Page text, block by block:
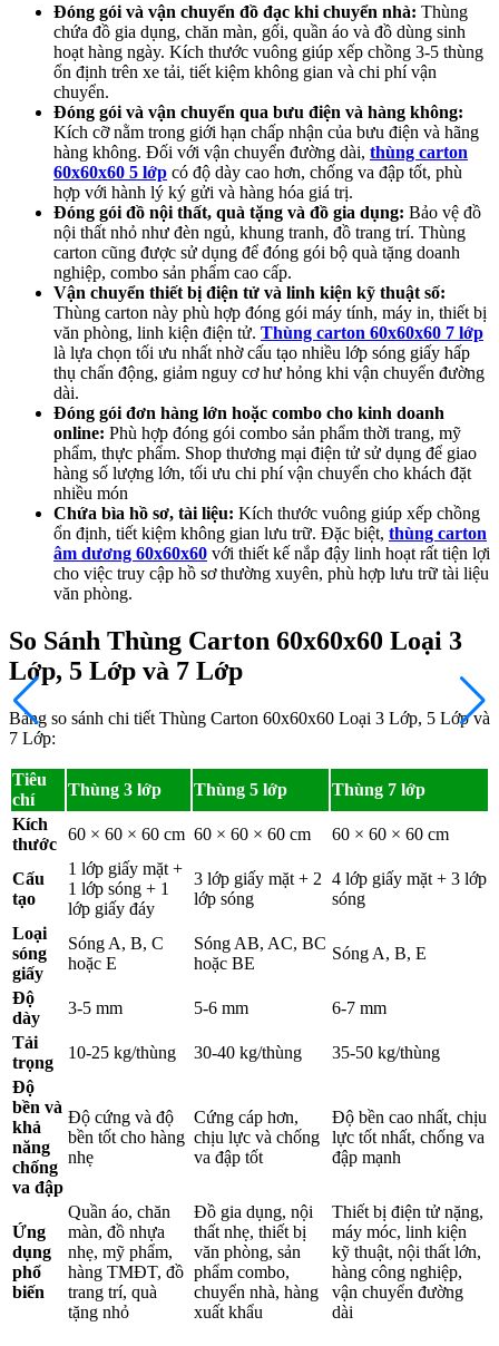
Đóng gói và vận chuyển đồ đạc khi chuyển nhà: Thùng
chứa đồ gia dụng, chăn màn, gối, quần áo và đồ dùng sinh
hoạt hàng ngày. Kích thước vuông giúp xếp chồng 3-5 thùng
ổn định trên xe tải, tiết kiệm không gian và chi phí vận
chuyển.
Đóng gói và vận chuyển qua bưu điện và hàng không:
Kích cỡ nằm trong giới hạn chấp nhận của bưu điện và hãng
hàng không. Đối với vận chuyển đường dài, thùng carton
60x60x60 5 lớp có độ dày cao hơn, chống va đập tốt, phù
hợp với hành lý ký gửi và hàng hóa giá trị.
Đóng gói đồ nội thất, quà tặng và đồ gia dụng: Bảo vệ đồ
nội thất nhỏ như đèn ngủ, khung tranh, đồ trang trí. Thùng
carton cũng được sử dụng để đóng gói bộ quà tặng doanh
nghiệp, combo sản phẩm cao cấp.
Vận chuyển thiết bị điện tử và linh kiện kỹ thuật số:
Thùng carton này phù hợp đóng gói máy tính, máy in, thiết bị
văn phòng, linh kiện điện tử. Thùng carton 60x60x60 7 lớp
là lựa chọn tối ưu nhất nhờ cấu tạo nhiều lớp sóng giấy hấp
thụ chấn động, giảm nguy cơ hư hỏng khi vận chuyển đường
dài.
Đóng gói đơn hàng lớn hoặc combo cho kinh doanh
online: Phù hợp đóng gói combo sản phẩm thời trang, mỹ
phẩm, thực phẩm. Shop thương mại điện tử sử dụng để giao
hàng số lượng lớn, tối ưu chi phí vận chuyển cho khách đặt
nhiều món
Chứa bìa hồ sơ, tài liệu: Kích thước vuông giúp xếp chồng
ổn định, tiết kiệm không gian lưu trữ. Đặc biệt, thùng carton
âm dương 60x60x60 với thiết kế nắp đậy linh hoạt rất tiện lợi
cho việc truy cập hồ sơ thường xuyên, phù hợp lưu trữ tài liệu
văn phòng.
So Sánh Thùng Carton 60x60x60 Loại 3
Lớp, 5 Lớp và 7 Lớp
Bảng so sánh chi tiết Thùng Carton 60x60x60 Loại 3 Lớp, 5 Lớp và
7 Lớp:
Tiêu
chí
Thùng 3 lớp Thùng 5 lớp
Thùng 7 lớp
Kích
thước
60 × 60 × 60 cm 60 × 60 × 60 cm 60 × 60 × 60 cm
Cấu
tạo
1 lớp giấy mặt +
1 lớp sóng + 1
lớp giấy đáy
3 lớp giấy mặt + 2
lớp sóng
4 lớp giấy mặt + 3 lớp
sóng
Loại
sóng
giấy
Sóng A, B, C
hoặc E
Sóng AB, AC, BC
hoặc BE
Sóng A, B, E
Độ
dày
3-5 mm 5-6 mm
6-7 mm
Tải
trọng
10-25 kg/thùng 30-40 kg/thùng
35-50 kg/thùng
Độ
bền và
khả
năng
chống
va đập
Độ cứng và độ
bền tốt cho hàng
nhẹ
Cứng cáp hơn,
chịu lực và chống
va đập tốt
Độ bền cao nhất, chịu
lực tốt nhất, chống va
đập mạnh
Ứng
dụng
phổ
biến
Quần áo, chăn
màn, đồ nhựa
nhẹ, mỹ phẩm,
hàng TMĐT, đồ
trang trí, quà
tặng nhỏ
Đồ gia dụng, nội
thất nhẹ, thiết bị
văn phòng, sản
phẩm combo,
chuyển nhà, hàng
xuất khẩu
Thiết bị điện tử nặng,
máy móc, linh kiện
kỹ thuật, nội thất lớn,
hàng công nghiệp,
vận chuyển đường
dài